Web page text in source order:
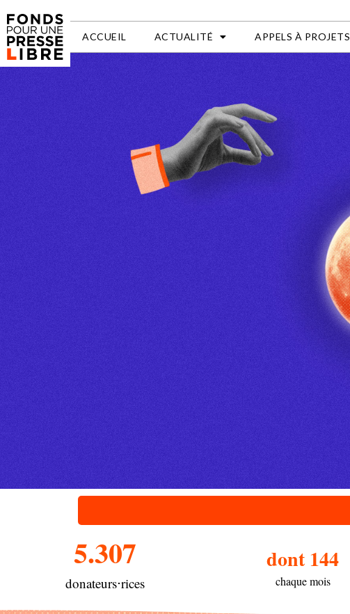
ACCUEIL ACTUALITÉ APPELS À PROJETS
donateurs⋅rices
5.307 dont 144
chaque mois